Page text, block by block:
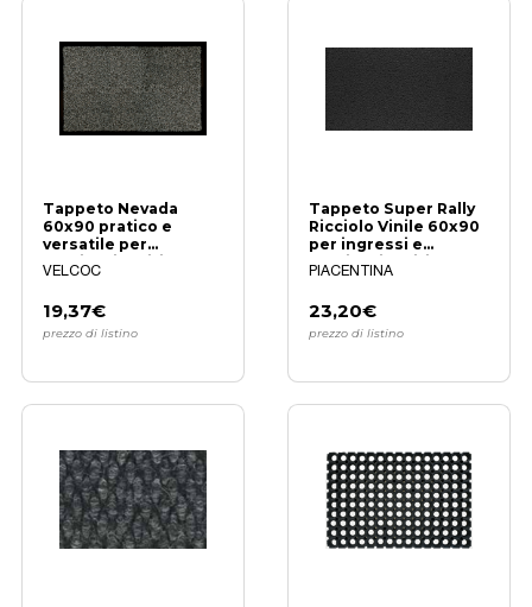
Tappeto Nevada
60x90 pratico e
versatile per
ambienti puliti
VELCOC
19,37€
prezzo di listino
Tappeto Super Rally
Ricciolo Vinile 60x90
per ingressi e
ambienti puliti
PIACENTINA
23,20€
prezzo di listino